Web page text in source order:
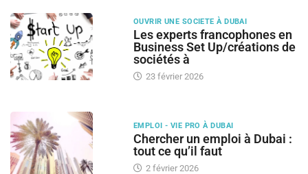
OUVRIR UNE SOCIETE À DUBAI
Les experts francophones en
Business Set Up/créations de
sociétés à
23 février 2026
EMPLOI - VIE PRO À DUBAI
Chercher un emploi à Dubai :
tout ce qu’il faut
2 février 2026